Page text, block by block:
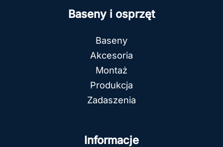
Baseny i osprzęt
Baseny
Akcesoria
Montaż
Produkcja
Zadaszenia
Informacje